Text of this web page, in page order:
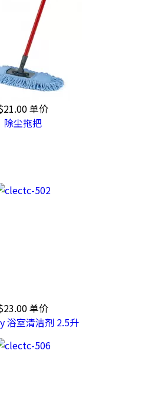
单价
除尘拖把
单价
浴室清洁剂 2.5升